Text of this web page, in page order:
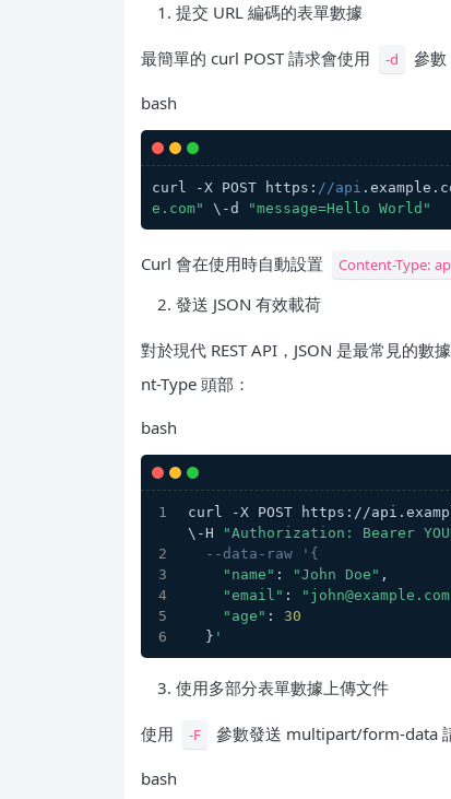
提交 URL 編碼的表單數據
最簡單的 curl POST 請求會使用 -d 參數
bash
curl -X POST https: //api
e.com"
\-d "message=Hello World"
Curl 會在使用時自動設置 Content-Type:
發送 JSON 有效載荷
對於現代 REST API，JSON 是最常見的數
nt-Type 頭部：
bash
curl -X POST https://
\-H
"Authorization: Bearer
--data-raw '{
"name" : "John Doe" ,
"email" :
"age" : 30
  }
'
使用多部分表單數據上傳文件
使用 -F 參數發送 multipart/form-data
bash